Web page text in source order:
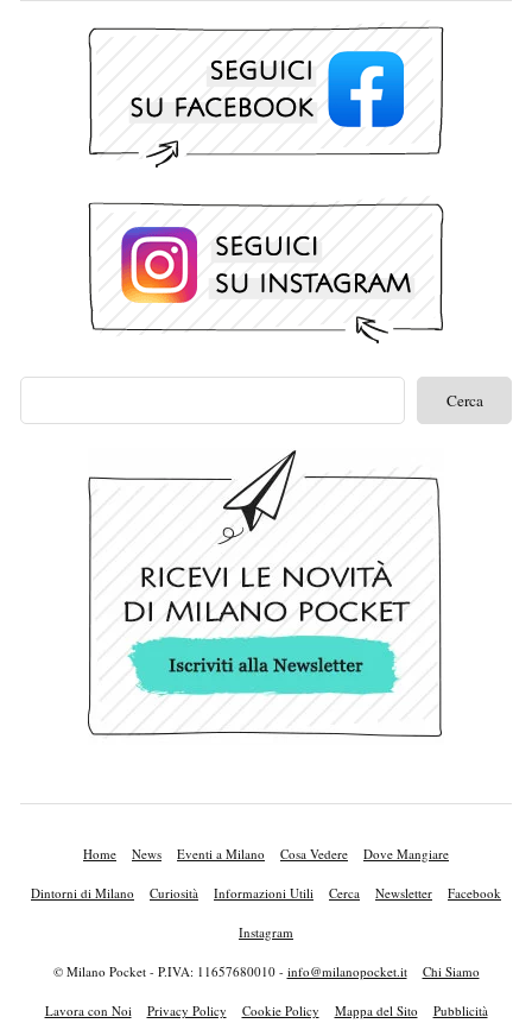
Home News Eventi a Milano Cosa Vedere Dove Mangiare
Dintorni di Milano Curiosità Informazioni Utili Cerca Newsletter Facebook
Instagram
© Milano Pocket - P.IVA: 11657680010 - info@milanopocket.it Chi Siamo
Lavora con Noi Privacy Policy Cookie Policy Mappa del Sito Pubblicità